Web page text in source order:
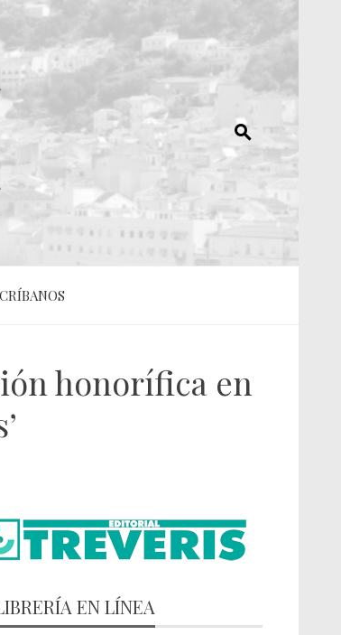
honorífica en
EN LÍNEA